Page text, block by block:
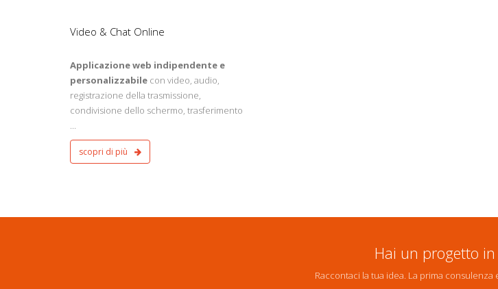
Video & Chat Online
Applicazione web indipendente e
personalizzabile con video, audio,
registrazione della trasmissione,
condivisione dello schermo, trasferimento
...
scopri di più
Hai un progetto
Raccontaci la tua idea. La prima consulenza